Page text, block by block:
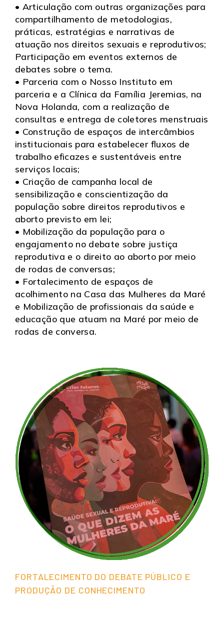
• Articulação com outras organizações para
compartilhamento de metodologias,
práticas, estratégias e narrativas de
atuação nos direitos sexuais e reprodutivos;
Participação em eventos externos de
debates sobre o tema.
• Parceria com o Nosso Instituto em
parceria e a Clínica da Família Jeremias, na
Nova Holanda, com a realização de
consultas e entrega de coletores menstruais
• Construção de espaços de intercâmbios
institucionais para estabelecer fluxos de
trabalho eficazes e sustentáveis entre
serviços locais;
• Criação de campanha local de
sensibilização e conscientização da
população sobre direitos reprodutivos e
aborto previsto em lei;
• Mobilização da população para o
engajamento no debate sobre justiça
reprodutiva e o direito ao aborto por meio
de rodas de conversas;
• Fortalecimento de espaços de
acolhimento na Casa das Mulheres da Maré
e Mobilização de profissionais da saúde e
educação que atuam na Maré por meio de
rodas de conversa.
FORTALECIMENTO DO DEBATE PÚBLICO E
PRODUÇÃO DE CONHECIMENTO